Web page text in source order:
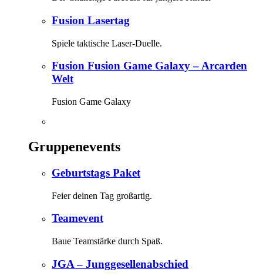
Fusion Lasertag
Spiele taktische Laser-Duelle.
Fusion Fusion Game Galaxy – Arcarden
Welt
Fusion Game Galaxy
Gruppenevents
Geburtstags Paket
Feier deinen Tag großartig.
Teamevent
Baue Teamstärke durch Spaß.
JGA – Junggesellenabschied